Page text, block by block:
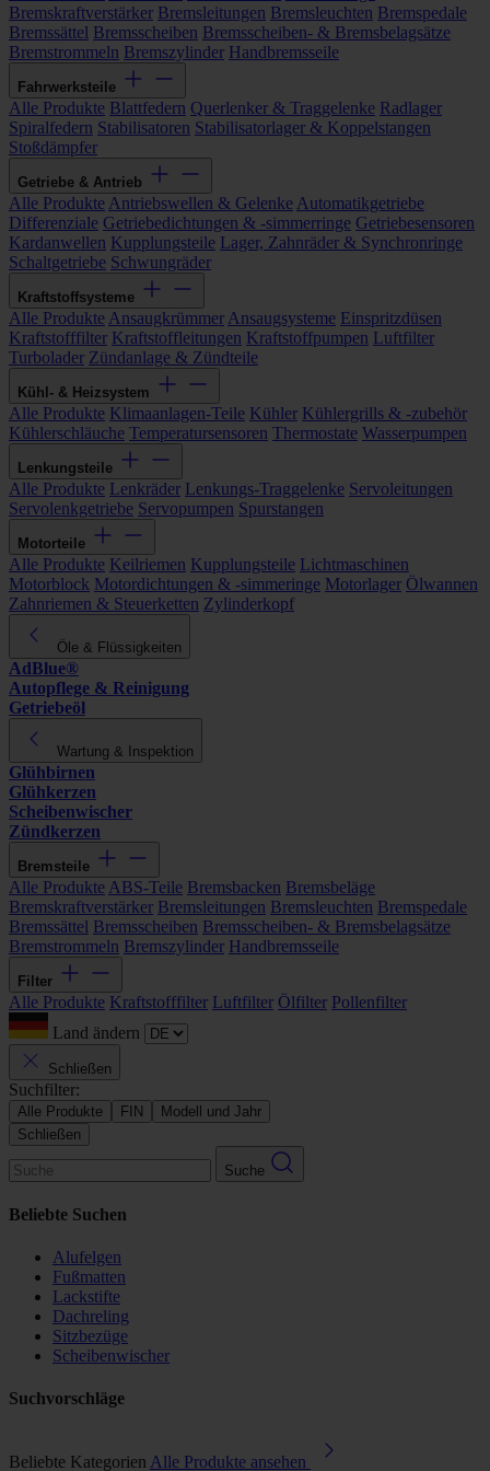
Bremskraftverstärker Bremsleitungen Bremsleuchten Bremspedale
Bremssättel Bremsscheiben Bremsscheiben- & Bremsbelagsätze
Bremstrommeln Bremszylinder Handbremsseile
Fahrwerksteile
Alle Produkte Blattfedern Querlenker & Traggelenke Radlager
Spiralfedern Stabilisatoren Stabilisatorlager & Koppelstangen
Stoßdämpfer
Getriebe & Antrieb
Alle Produkte Antriebswellen & Gelenke Automatikgetriebe
Differenziale Getriebedichtungen & -simmerringe Getriebesensoren
Kardanwellen Kupplungsteile Lager, Zahnräder & Synchronringe
Schaltgetriebe Schwungräder
Kraftstoffsysteme
Alle Produkte Ansaugkrümmer Ansaugsysteme Einspritzdüsen
Kraftstofffilter Kraftstoffleitungen Kraftstoffpumpen Luftfilter
Turbolader Zündanlage & Zündteile
Kühl- & Heizsystem
Alle Produkte Klimaanlagen-Teile Kühler Kühlergrills & -zubehör
Kühlerschläuche Temperatursensoren Thermostate Wasserpumpen
Lenkungsteile
Alle Produkte Lenkräder Lenkungs-Traggelenke Servoleitungen
Servolenkgetriebe Servopumpen Spurstangen
Motorteile
Alle Produkte Keilriemen Kupplungsteile Lichtmaschinen
Motorblock Motordichtungen & -simmeringe Motorlager Ölwannen
Zahnriemen & Steuerketten Zylinderkopf
Öle & Flüssigkeiten
AdBlue®
Autopflege & Reinigung
Getriebeöl
Wartung & Inspektion
Glühbirnen
Glühkerzen
Scheibenwischer
Zündkerzen
Bremsteile
Alle Produkte ABS-Teile Bremsbacken Bremsbeläge
Bremskraftverstärker Bremsleitungen Bremsleuchten Bremspedale
Bremssättel Bremsscheiben Bremsscheiben- & Bremsbelagsätze
Bremstrommeln Bremszylinder Handbremsseile
Filter
Alle Produkte Kraftstofffilter Luftfilter Ölfilter Pollenfilter
Land ändern
Schließen
Suchfilter:
Alle Produkte FIN
Modell und Jahr
Schließen
Suche
Beliebte Suchen
Alufelgen
Fußmatten
Lackstifte
Dachreling
Sitzbezüge
Scheibenwischer
Suchvorschläge
Beliebte Kategorien Alle Produkte ansehen